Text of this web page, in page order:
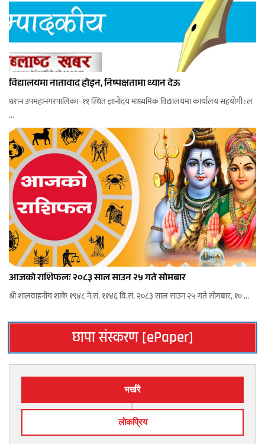
विद्यालयमा नातावाद होइन, निष्पक्षतामा ध्यान देऊ
धरान उपमहानगरपालिका–११ स्थित ज्ञानोदय माध्यमिक विद्यालयमा कार्यालय सहयोगी÷ल
...
आजको राशिफलः २०८३ साल साउन २५ गते सोमबार
श्री शालवाहनीय शाके १९४८ ने.सं. ११४६ वि.सं. २०८३ साल साउन २५ गते सोमबार, १० ...
छापा संस्करण [ePaper]
भर्खरै
लाेकप्रिय